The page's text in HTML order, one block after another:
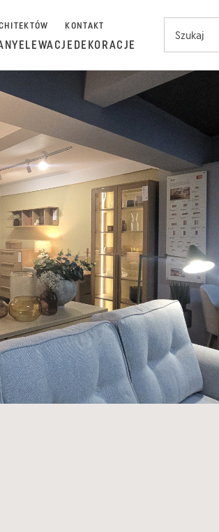
KONTAKT
ELEWACJE DEKORACJE